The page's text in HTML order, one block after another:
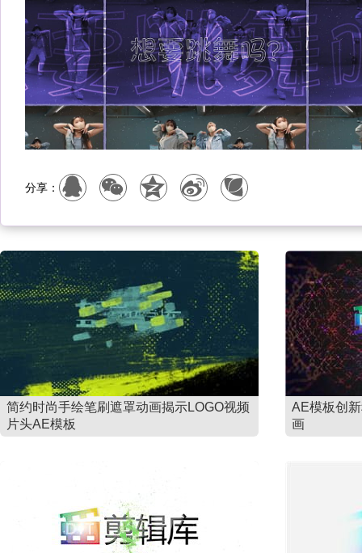
分享：
简约时尚手绘笔刷遮罩动画揭示LOGO视频
片头AE模板
AE模板创
画